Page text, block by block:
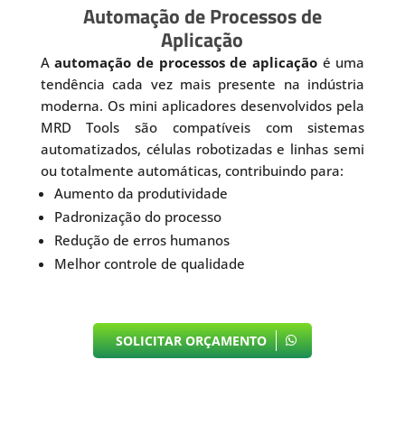
Automação de Processos de
Aplicação
Aautomação de processos de aplicaçãoé uma
tendência cada vez mais presente na indústria
moderna. Os mini aplicadores desenvolvidos pela
MRD Tools são compatíveis com sistemas
automatizados, células robotizadas e linhas semi
ou totalmente automáticas, contribuindo para:
Aumento da produtividade
Padronização do processo
Redução de erros humanos
Melhor controle de qualidade
SOLICITAR ORÇAMENTO